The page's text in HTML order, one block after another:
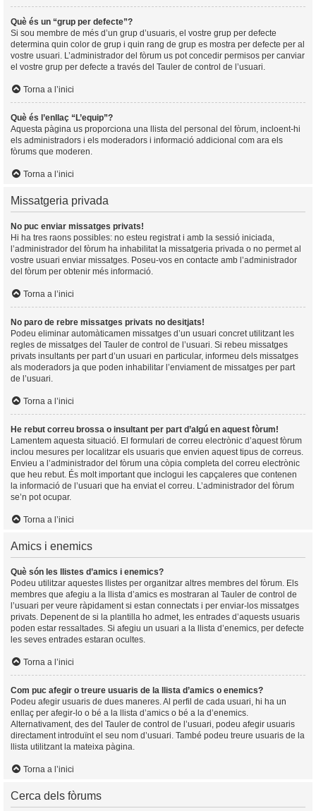
Què és un “grup per defecte”?
Si sou membre de més d’un grup d’usuaris, el vostre grup per defecte
determina quin color de grup i quin rang de grup es mostra per defecte per al
vostre usuari. L’administrador del fòrum us pot concedir permisos per canviar
el vostre grup per defecte a través del Tauler de control de l’usuari.
Torna a l’inici
Què és l’enllaç “L’equip”?
Aquesta pàgina us proporciona una llista del personal del fòrum, incloent-hi
els administradors i els moderadors i informació addicional com ara els
fòrums que moderen.
Torna a l’inici
Missatgeria privada
No puc enviar missatges privats!
Hi ha tres raons possibles: no esteu registrat i amb la sessió iniciada,
l’administrador del fòrum ha inhabilitat la missatgeria privada o no permet al
vostre usuari enviar missatges. Poseu-vos en contacte amb l’administrador
del fòrum per obtenir més informació.
Torna a l’inici
No paro de rebre missatges privats no desitjats!
Podeu eliminar automàticamen missatges d’un usuari concret utilitzant les
regles de missatges del Tauler de control de l’usuari. Si rebeu missatges
privats insultants per part d’un usuari en particular, informeu dels missatges
als moderadors ja que poden inhabilitar l’enviament de missatges per part
de l’usuari.
Torna a l’inici
He rebut correu brossa o insultant per part d’algú en aquest fòrum!
Lamentem aquesta situació. El formulari de correu electrònic d’aquest fòrum
inclou mesures per localitzar els usuaris que envien aquest tipus de correus.
Envieu a l’administrador del fòrum una còpia completa del correu electrònic
que heu rebut. És molt important que inclogui les capçaleres que contenen
la informació de l’usuari que ha enviat el correu. L’administrador del fòrum
se’n pot ocupar.
Torna a l’inici
Amics i enemics
Què són les llistes d’amics i enemics?
Podeu utilitzar aquestes llistes per organitzar altres membres del fòrum. Els
membres que afegiu a la llista d’amics es mostraran al Tauler de control de
l’usuari per veure ràpidament si estan connectats i per enviar-los missatges
privats. Depenent de si la plantilla ho admet, les entrades d’aquests usuaris
poden estar ressaltades. Si afegiu un usuari a la llista d’enemics, per defecte
les seves entrades estaran ocultes.
Torna a l’inici
Com puc afegir o treure usuaris de la llista d’amics o enemics?
Podeu afegir usuaris de dues maneres. Al perfil de cada usuari, hi ha un
enllaç per afegir-lo o bé a la llista d’amics o bé a la d’enemics.
Alternativament, des del Tauler de control de l’usuari, podeu afegir usuaris
directament introduïnt el seu nom d’usuari. També podeu treure usuaris de la
llista utilitzant la mateixa pàgina.
Torna a l’inici
Cerca dels fòrums